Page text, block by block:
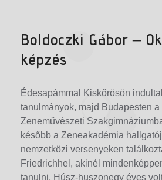
Boldoczki Gábor –
képzés
Édesapámmal Kiskőrösön
tanulmányok, majd Budapesten
Zeneművészeti
később a Zeneakadémia
nemzetközi versenyeken
Friedrichhel, akinél
tanulni. Húsz-huszonegy éves